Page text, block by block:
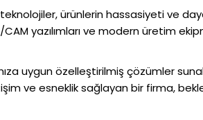
ürünlerin hassasiyeti ve
yazılımları ve modern üretim
uygun özelleştirilmiş çözümler
ve esneklik sağlayan bir firma,